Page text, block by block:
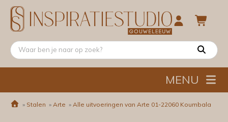
MENU
» Stalen » Arte » Alle uitvoeringen van Arte 01-22060 Koumbala